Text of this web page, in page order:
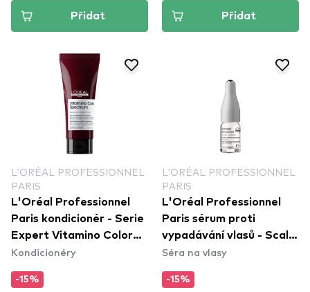
Přidat Přidat
L'ORÉAL PROFESSIONNEL
PARIS
L'Oréal Professionnel
Paris kondicionér - Serie
Expert Vitamino Color
Spectrum Conditioner
Kondicionéry
-15%
L'ORÉAL PROFESSIONNEL
PARIS
L'Oréal Professionnel
Paris sérum proti
vypadávání vlasů - Scalp
Advanced Aminexil
pcs)
Séra na vlasy
-15%